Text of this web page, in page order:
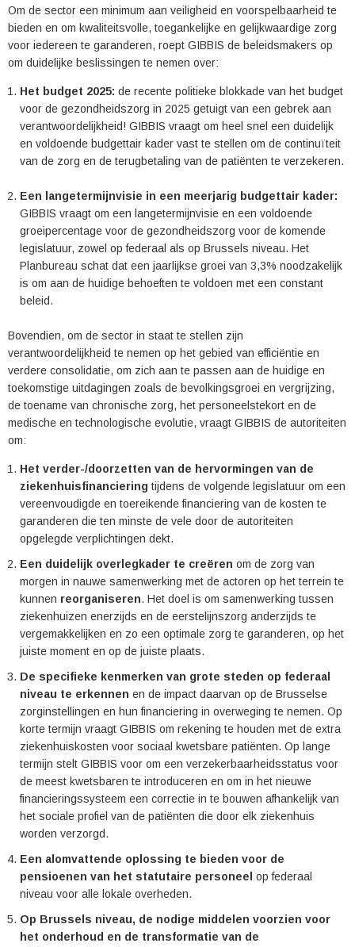
Om de sector een minimum aan veiligheid en voorspelbaarheid te
bieden en om kwaliteitsvolle, toegankelijke en gelijkwaardige zorg
voor iedereen te garanderen, roept GIBBIS de beleidsmakers op
om duidelijke beslissingen te nemen over:
Het budget 2025: de recente politieke blokkade van het budget
voor de gezondheidszorg in 2025 getuigt van een gebrek aan
verantwoordelijkheid! GIBBIS vraagt om heel snel een duidelijk
en voldoende budgettair kader vast te stellen om de continuïteit
van de zorg en de terugbetaling van de patiënten te verzekeren.
Een langetermijnvisie in een meerjarig budgettair kader:
GIBBIS vraagt om een langetermijnvisie en een voldoende
groeipercentage voor de gezondheidszorg voor de komende
legislatuur, zowel op federaal als op Brussels niveau. Het
Planbureau schat dat een jaarlijkse groei van 3,3% noodzakelijk
is om aan de huidige behoeften te voldoen met een constant
beleid.
Bovendien, om de sector in staat te stellen zijn
verantwoordelijkheid te nemen op het gebied van efficiëntie en
verdere consolidatie, om zich aan te passen aan de huidige en
toekomstige uitdagingen zoals de bevolkingsgroei en vergrijzing,
de toename van chronische zorg, het personeelstekort en de
medische en technologische evolutie, vraagt GIBBIS de autoriteiten
om:
Het verder-/doorzetten van de hervormingen van de
ziekenhuisfinanciering tijdens de volgende legislatuur om een
vereenvoudigde en toereikende financiering van de kosten te
garanderen die ten minste de vele door de autoriteiten
opgelegde verplichtingen dekt.
Een duidelijk overlegkader te creëren om de zorg van
morgen in nauwe samenwerking met de actoren op het terrein te
kunnen reorganiseren. Het doel is om samenwerking tussen
ziekenhuizen enerzijds en de eerstelijnszorg anderzijds te
vergemakkelijken en zo een optimale zorg te garanderen, op het
juiste moment en op de juiste plaats.
De specifieke kenmerken van grote steden op federaal
niveau te erkennen en de impact daarvan op de Brusselse
zorginstellingen en hun financiering in overweging te nemen. Op
korte termijn vraagt GIBBIS om rekening te houden met de extra
ziekenhuiskosten voor sociaal kwetsbare patiënten. Op lange
termijn stelt GIBBIS voor om een verzekerbaarheidsstatus voor
de meest kwetsbaren te introduceren en om in het nieuwe
financieringssysteem een correctie in te bouwen afhankelijk van
het sociale profiel van de patiënten die door elk ziekenhuis
worden verzorgd.
Een alomvattende oplossing te bieden voor de
pensioenen van het statutaire personeel op federaal
niveau voor alle lokale overheden.
Op Brussels niveau, de nodige middelen voorzien voor
het onderhoud en de transformatie van de